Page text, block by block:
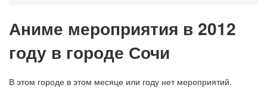
Аниме мероприятия в 2012
году в городе Сочи
В этом городе в этом месяце или году нет мероприятий.